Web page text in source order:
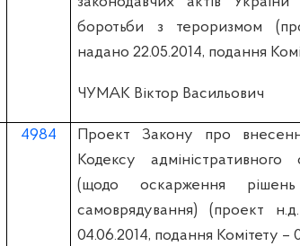
боротьби з тероризмом
надано 22.05.2014, подання
ЧУМАК Віктор Васильович
4984
Проект Закону про
Кодексу адміністративного
(щодо оскарження рішень
самоврядування) (проект
04.06.2014, подання Комітету –